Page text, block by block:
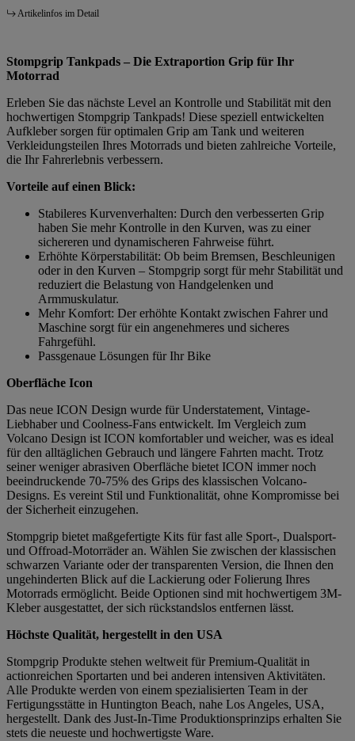
Artikelinfos im Detail
Stompgrip Tankpads – Die Extraportion Grip für Ihr
Motorrad
Erleben Sie das nächste Level an Kontrolle und Stabilität mit den
hochwertigen Stompgrip Tankpads! Diese speziell entwickelten
Aufkleber sorgen für optimalen Grip am Tank und weiteren
Verkleidungsteilen Ihres Motorrads und bieten zahlreiche Vorteile,
die Ihr Fahrerlebnis verbessern.
Vorteile auf einen Blick:
Stabileres Kurvenverhalten: Durch den verbesserten Grip
haben Sie mehr Kontrolle in den Kurven, was zu einer
sichereren und dynamischeren Fahrweise führt.
Erhöhte Körperstabilität: Ob beim Bremsen, Beschleunigen
oder in den Kurven – Stompgrip sorgt für mehr Stabilität und
reduziert die Belastung von Handgelenken und
Armmuskulatur.
Mehr Komfort: Der erhöhte Kontakt zwischen Fahrer und
Maschine sorgt für ein angenehmeres und sicheres
Fahrgefühl.
Passgenaue Lösungen für Ihr Bike
Oberfläche Icon
Das neue ICON Design wurde für Understatement, Vintage-
Liebhaber und Coolness-Fans entwickelt. Im Vergleich zum
Volcano Design ist ICON komfortabler und weicher, was es ideal
für den alltäglichen Gebrauch und längere Fahrten macht. Trotz
seiner weniger abrasiven Oberfläche bietet ICON immer noch
beeindruckende 70-75% des Grips des klassischen Volcano-
Designs. Es vereint Stil und Funktionalität, ohne Kompromisse bei
der Sicherheit einzugehen.
Stompgrip bietet maßgefertigte Kits für fast alle Sport-, Dualsport-
und Offroad-Motorräder an. Wählen Sie zwischen der klassischen
schwarzen Variante oder der transparenten Version, die Ihnen den
ungehinderten Blick auf die Lackierung oder Folierung Ihres
Motorrads ermöglicht. Beide Optionen sind mit hochwertigem 3M-
Kleber ausgestattet, der sich rückstandslos entfernen lässt.
Höchste Qualität, hergestellt in den USA
Stompgrip Produkte stehen weltweit für Premium-Qualität in
actionreichen Sportarten und bei anderen intensiven Aktivitäten.
Alle Produkte werden von einem spezialisierten Team in der
Fertigungsstätte in Huntington Beach, nahe Los Angeles, USA,
hergestellt. Dank des Just-In-Time Produktionsprinzips erhalten Sie
stets die neueste und hochwertigste Ware.